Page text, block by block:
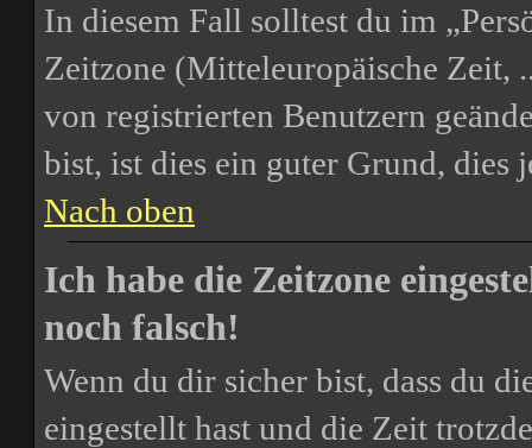
In diesem Fall solltest du im
Zeitzone (Mitteleuropäische Zeit,
von registrierten Benutzern
bist, ist dies ein guter Grund, dies
Nach oben
Ich habe die Zeitzone
noch falsch!
Wenn du dir sicher bist, dass du
eingestellt hast und die Zeit